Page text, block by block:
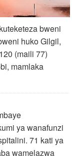
bweni
huko Gilgil,
(maili 77)
mamlaka
ya wanafunzi
71 kati ya
wamelazwa